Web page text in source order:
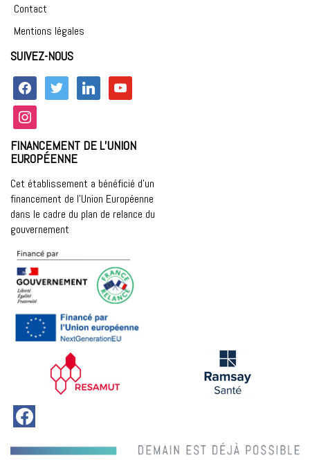
Contact
Mentions légales
SUIVEZ-NOUS
facebook twitter linkedin
youtube
instagram
FINANCEMENT DE L’UNION
EUROPÉENNE
Cet établissement a bénéficié d’un
financement de l’Union Européenne
dans le cadre du plan de relance du
gouvernement